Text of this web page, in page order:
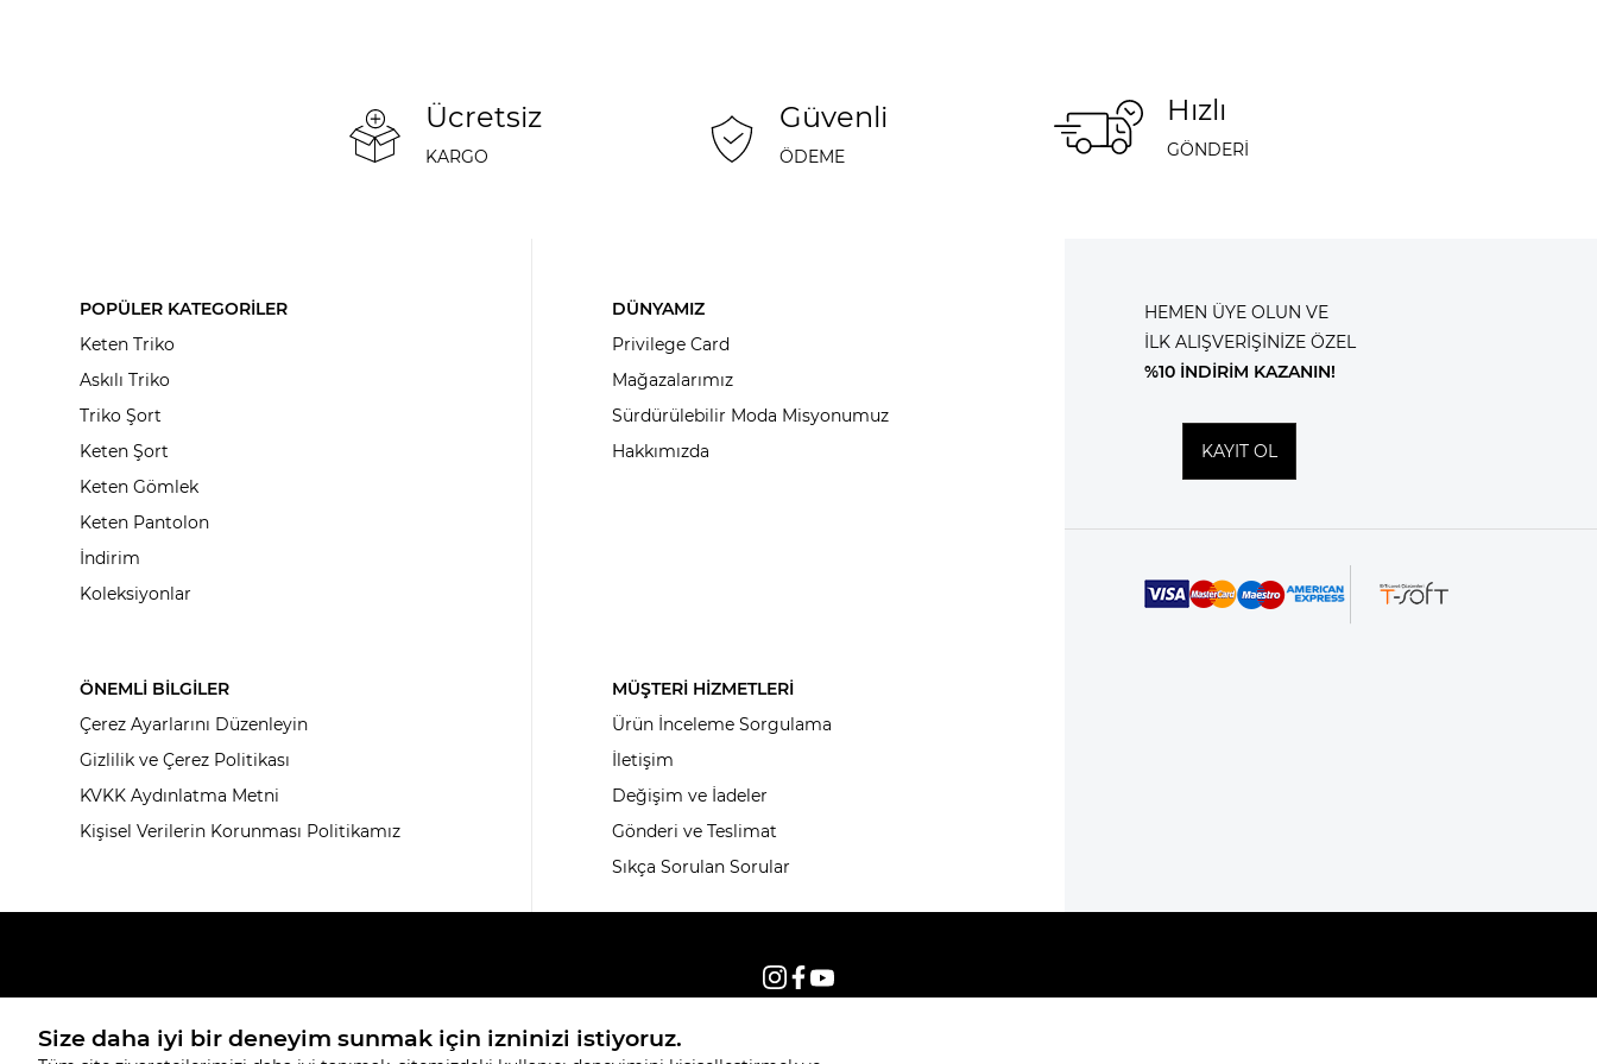
Ücretsiz
KARGO
Güvenli
ÖDEME
Hızlı
GÖNDERİ
POPÜLER KATEGORİLER
Keten Triko
Askılı Triko
Triko Şort
Keten Şort
Keten Gömlek
Keten Pantolon
İndirim
Koleksiyonlar
DÜNYAMIZ
Privilege Card
Mağazalarımız
Sürdürülebilir Moda Misyonumuz
Hakkımızda
ÖNEMLİ BİLGİLER
Çerez Ayarlarını Düzenleyin
Gizlilik ve Çerez Politikası
KVKK Aydınlatma Metni
Kişisel Verilerin Korunması Politikamız
MÜŞTERİ HİZMETLERİ
Ürün İnceleme Sorgulama
İletişim
Değişim ve İadeler
Gönderi ve Teslimat
Sıkça Sorulan Sorular
HEMEN ÜYE OLUN VE
İLK ALIŞVERİŞİNİZE ÖZEL
%10 İNDİRİM KAZANIN!
KAYIT OL
© 2026, Tüm hakları saklıdır KNITSS